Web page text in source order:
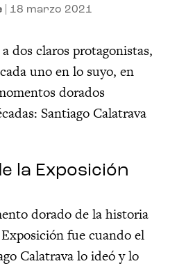
| 18 marzo 2021
dos claros protagonistas,
uno en lo suyo, en
dorados
Santiago Calatrava
la Exposición
dorado de la historia
fue cuando el
Calatrava lo ideó y lo